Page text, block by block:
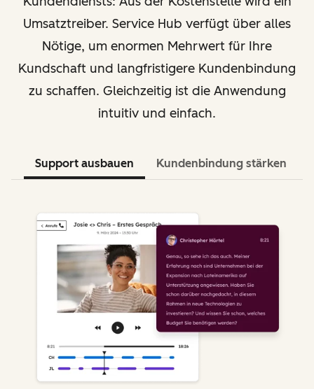
Umsatztreiber. Service Hub verfügt über alles
Nötige, um enormen Mehrwert für Ihre
Kundschaft und langfristigere Kundenbindung
zu schaffen. Gleichzeitig ist die Anwendung
intuitiv und einfach.
Support ausbauen Kundenbindung stärken